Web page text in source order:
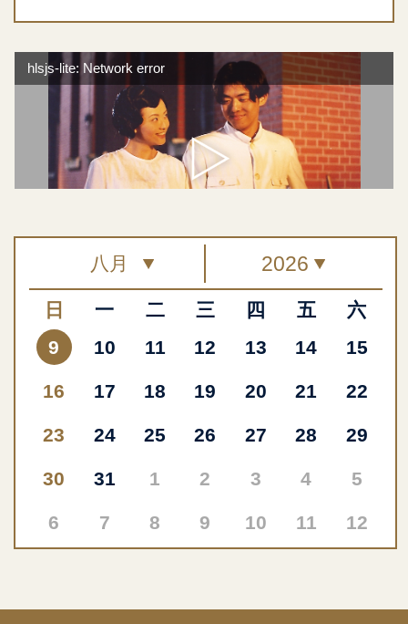
日 一 二 三 四 五
六
9
10 11 12 13 14 15
16 17 18 19 20 21 22
23 24 25 26 27 28 29
30 31 1 2 3 4 5
6 7 8 9 10 11 12